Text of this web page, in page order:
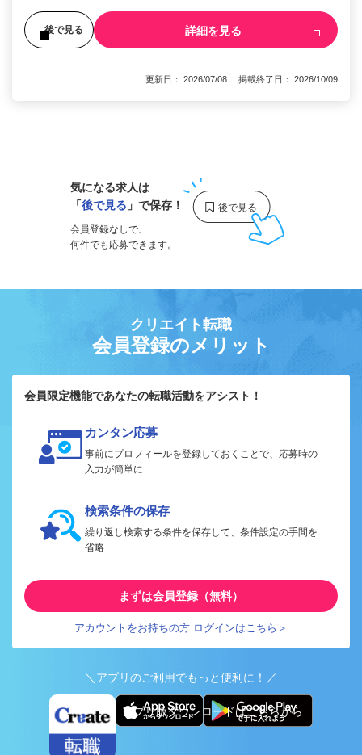
後で見る 詳細を見る
更新日： 2026/07/08 掲載終了日： 2026/10/09
気になる求人は
「後で見る 」で保存！
会員登録なしで、
何件でも応募できます。
クリエイト転職
会員登録のメリット
会員限定機能であなたの転職活動をアシスト！
カンタン応募
事前にプロフィールを登録しておくことで、応募時の
入力が簡単に
検索条件の保存
繰り返し検索する条件を保存して、条件設定の手間を
省略
まずは会員登録（無料）
アカウントをお持ちの方 ログインはこちら＞
＼アプリのご利用でもっと便利に！／
アプリ版ダウンロードはこちらから